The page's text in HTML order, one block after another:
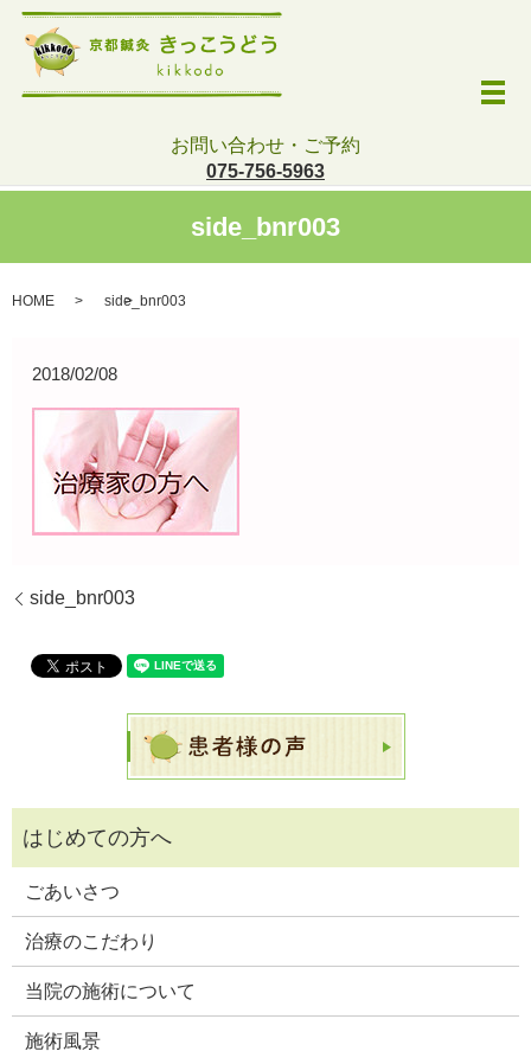
お問い合わせ・ご予約
075-756-5963
メ
side_bnr003
HOME side_bnr003
2018/02/08
side_bnr003
ごあいさつ
治療のこだわり
当院の施術について
施術風景